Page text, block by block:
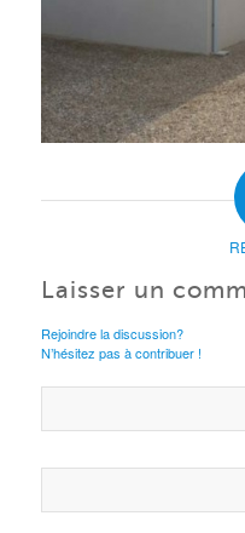
Laisser un
Rejoindre la discussion?
N’hésitez pas à contribuer !